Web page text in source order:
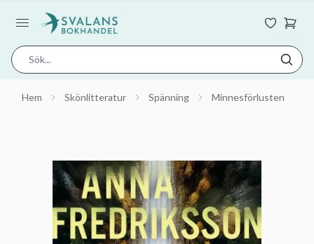
Hem Skönlitteratur Spänning Minnesförlusten